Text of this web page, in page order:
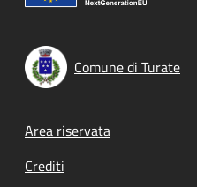
Comune di Turate
Footer menu
Area riservata
Crediti